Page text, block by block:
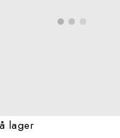
lager